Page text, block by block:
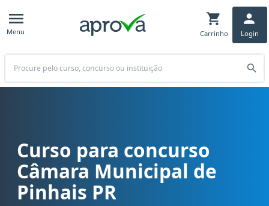
Menu Carrinho Login
Buscar
Curso para concurso Câmara Municipal de Pinhais PR cargo
Curso para concurso
Câmara Municipal de
Pinhais PR